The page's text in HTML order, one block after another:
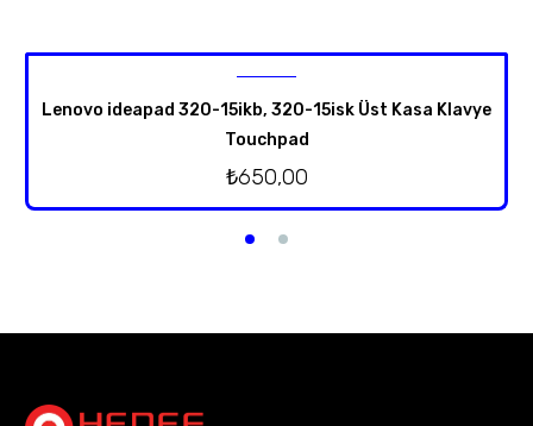
Lenovo ideapad 320-15ikb, 320-15isk Üst Kasa Klavye
Touchpad
₺650,00